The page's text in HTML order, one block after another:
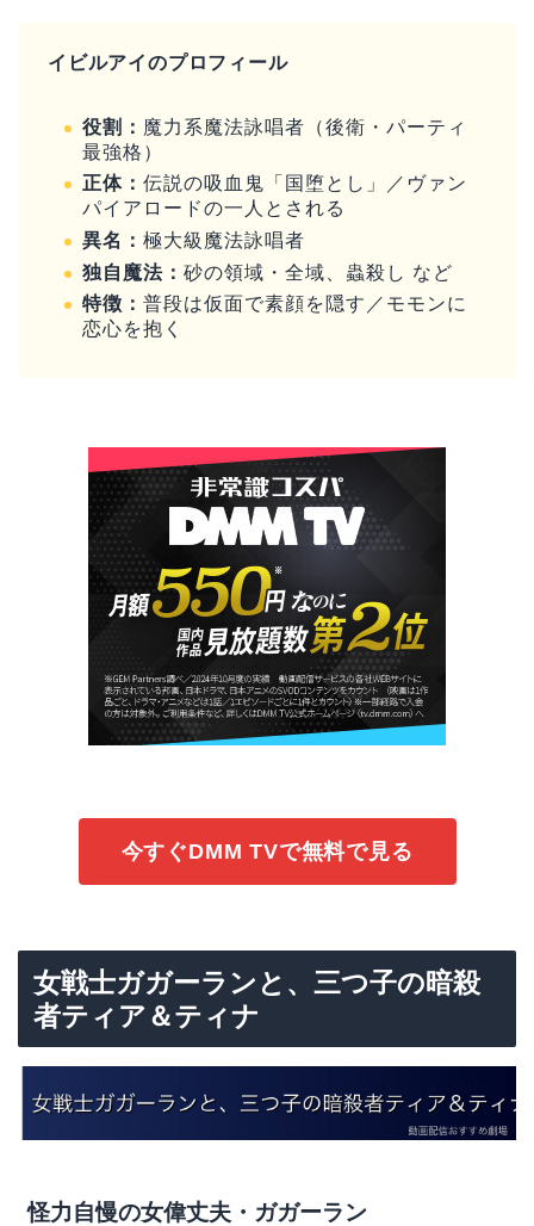
イビルアイのプロフィール
役割： 魔力系魔法詠唱者（後衛・パーティ
最強格）
正体： 伝説の吸血鬼「国堕とし」／ヴァン
パイアロードの一人とされる
異名： 極大級魔法詠唱者
独自魔法： 砂の領域・全域、蟲殺し など
特徴： 普段は仮面で素顔を隠す／モモンに
恋心を抱く
今すぐDMM TVで無料で見る
女戦士ガガーランと、三つ子の暗殺
者ティア＆ティナ
怪力自慢の女偉丈夫・ガガーラン